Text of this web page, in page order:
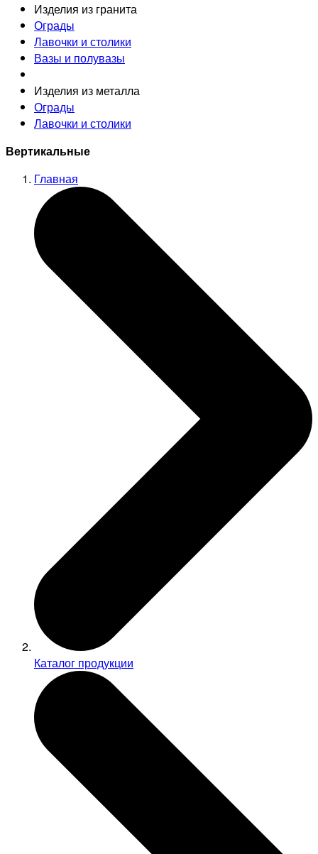
Изделия из гранита
Ограды
Лавочки и столики
Вазы и полувазы
Изделия из металла
Ограды
Лавочки и столики
Вертикальные
Главная
Каталог продукции